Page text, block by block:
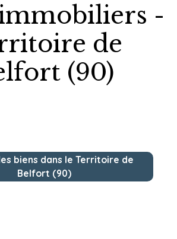
-
de
(90)
biens dans le Territoire de
Belfort (90)